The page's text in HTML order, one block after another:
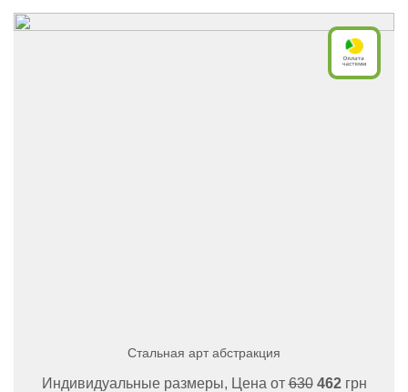
Стальная арт абстракция
Индивидуальные размеры, Цена от630 462грн